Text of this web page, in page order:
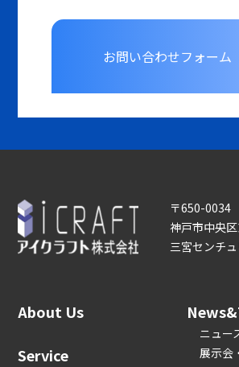
お問い合わせフォーム
〒650-0034
神戸市中央
三宮センチ
About Us
Service
ニュー
展示会